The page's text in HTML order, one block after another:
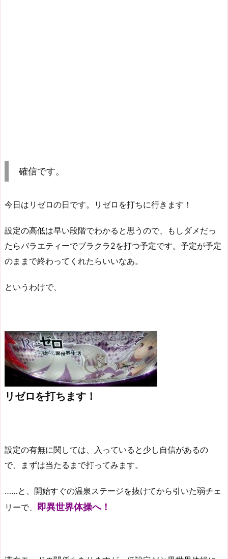
確信です。
今日はリゼロの日です。リゼロを打ちに行きます！
設定の高低は早い段階でわかると思うので、もしダメだっ
たらバラエティーでブラクラ2を打つ予定です。予定が予定
のままで終わってくれたらいいなあ。
というわけで、
リゼロを打ちます！
設定の有無に関しては、入っていると少し自信があるの
で、まずは当たるまで打ってみます。
……と、開始すぐの温泉ステージを抜けてから引いた弱チェ
リーで、 即異世界体操へ！